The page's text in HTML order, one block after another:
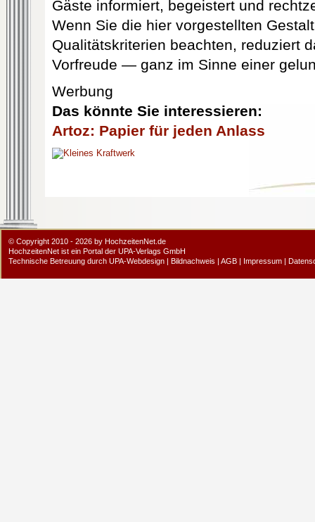
Gäste informiert, begeistert und
Wenn Sie die hier vorgestellten
Qualitätskriterien beachten, reduziert
Vorfreude — ganz im Sinne einer
Werbung
Das könnte Sie interessieren:
Artoz: Papier für jeden Anlass
© Copyright 2010 - 2026 by HochzeitenNet.de
HochzeitenNet ist ein Portal der UPA-Verlags GmbH
Technische Betreuung durch UPA-Webdesign | Bildnachweis | AGB | Impressum |